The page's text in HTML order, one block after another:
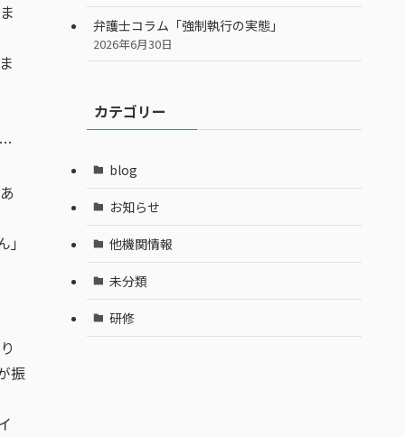
振
弁護士コラム「強制執行の実態」
2026年6月30日
カテゴリー
blog
お知らせ
他機関情報
未分類
研修